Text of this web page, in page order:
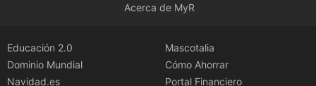
Acerca de MyR
Educación 2.0
Dominio Mundial
Navidad.es
Mascotalia
Cómo Ahorrar
Portal Financiero